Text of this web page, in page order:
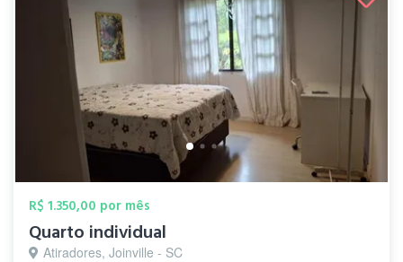
R$ 1.350,00 por mês
Quarto individual
Atiradores, Joinville - SC